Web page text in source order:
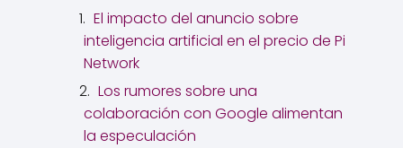
El impacto del anuncio sobre
inteligencia artificial en el precio de Pi
Network
Los rumores sobre una
colaboración con Google alimentan
la especulación